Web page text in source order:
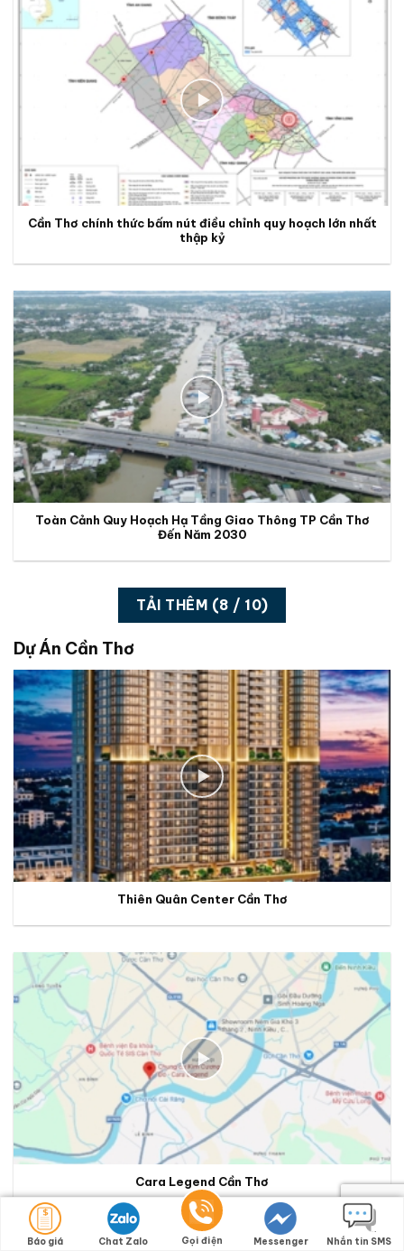
Cần Thơ chính thức bấm nút điều chỉnh quy hoạch lớn nhất
thập kỷ
Toàn Cảnh Quy Hoạch Hạ Tầng Giao Thông TP Cần Thơ
Đến Năm 2030
TẢI THÊM (8 / 10)
Dự Án Cần Thơ
Thiên Quân Center Cần Thơ
Cara Legend Cần Thơ
Báo giá Chat Zalo Gọi điện Messenger Nhắn tin SMS